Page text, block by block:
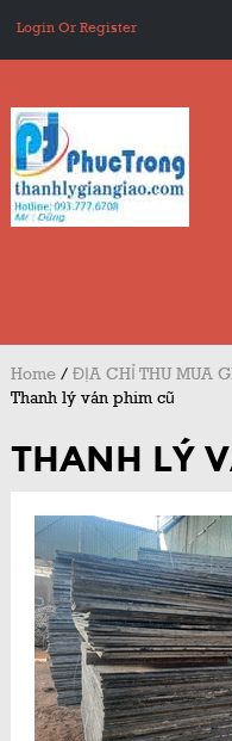
Login Or Register
Home / ĐỊA CHỈ THU MUA
Thanh lý ván phim cũ
THANH LÝ